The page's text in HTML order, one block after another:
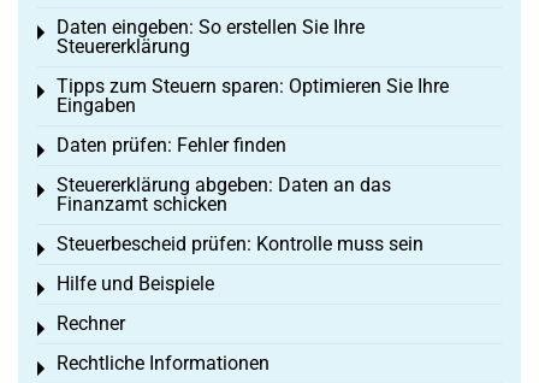
Daten eingeben: So erstellen Sie Ihre
Steuererklärung
Toggle menu
Tipps zum Steuern sparen: Optimieren Sie Ihre
Eingaben
Toggle menu
Daten prüfen: Fehler finden
Toggle menu
Steuererklärung abgeben: Daten an das
Finanzamt schicken
Toggle menu
Steuerbescheid prüfen: Kontrolle muss sein
Toggle menu
Hilfe und Beispiele
Toggle menu
Rechner
Toggle menu
Rechtliche Informationen
Toggle menu